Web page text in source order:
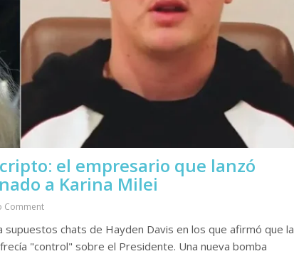
el empresario que lanzó
a Karina Milei
Comment
supuestos chats de Hayden Davis en los que afirmó que la
"control" sobre el Presidente. Una nueva bomba